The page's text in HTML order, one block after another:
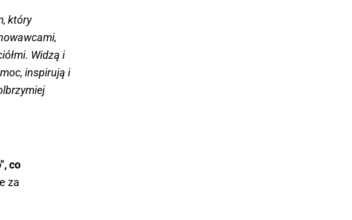
który
Widzą i
inspirują i
co
za